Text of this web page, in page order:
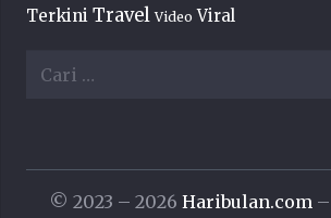
Terkini Travel Video Viral
Cari
© 2023 – 2026 Haribulan.com